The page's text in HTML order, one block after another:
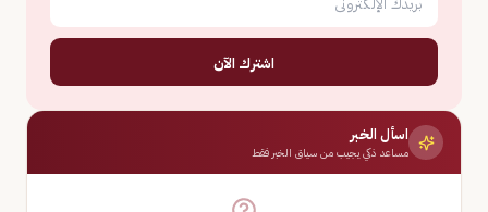
اشترك الآن
اسأل الخبر
مساعد ذكي يجيب من سياق الخبر فقط